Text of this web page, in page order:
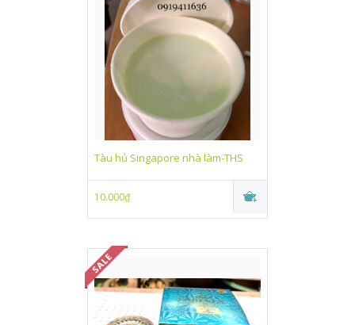
Tàu hủ Singapore nhà làm-THS
10.000₫